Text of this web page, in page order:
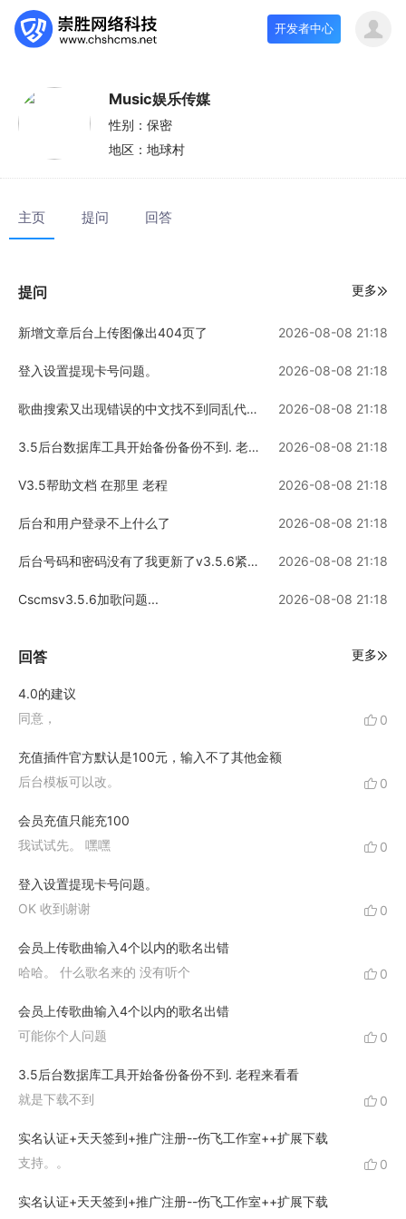
开发者中心
Music娱乐传媒
性别： 保密
地区： 地球村
主页 提问 回答
提问 更多
新增文章后台上传图像出404页了 2026-08-08 21:18
登入设置提现卡号问题。 2026-08-08 21:18
歌曲搜索又出现错误的中文找不到同乱代 老程 2026-08-08 21:18
3.5后台数据库工具开始备份备份不到. 老程来看看 2026-08-08 21:18
V3.5帮助文档 在那里 老程 2026-08-08 21:18
后台和用户登录不上什么了 2026-08-08 21:18
后台号码和密码没有了我更新了v3.5.6紧急安全注入漏洞修复（2015-04-29） 2026-08-08 21:18
Cscmsv3.5.6加歌问题... 2026-08-08 21:18
回答 更多
4.0的建议
同意，
0
充值插件官方默认是100元，输入不了其他金额
后台模板可以改。
0
会员充值只能充100
我试试先。 嘿嘿
0
登入设置提现卡号问题。
OK 收到谢谢
0
会员上传歌曲输入4个以内的歌名出错
哈哈。 什么歌名来的 没有听个
0
会员上传歌曲输入4个以内的歌名出错
可能你个人问题
0
3.5后台数据库工具开始备份备份不到. 老程来看看
就是下载不到
0
实名认证+天天签到+推广注册--伤飞工作室++扩展下载
支持。。
0
实名认证+天天签到+推广注册--伤飞工作室++扩展下载